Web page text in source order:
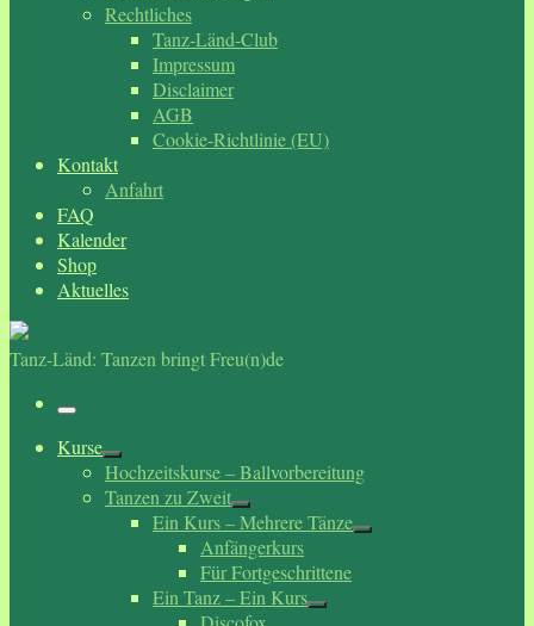
Rechtliches
Tanz-Länd-Club
Impressum
Disclaimer
AGB
Cookie-Richtlinie (EU)
Kontakt
Anfahrt
FAQ
Kalender
Shop
Aktuelles
Tanz-Länd: Tanzen bringt Freu(n)de
Menü
Kurse
Hochzeitskurse – Ballvorbereitung
Tanzen zu Zweit
Ein Kurs – Mehrere Tänze
Anfängerkurs
Für Fortgeschrittene
Ein Tanz – Ein Kurs